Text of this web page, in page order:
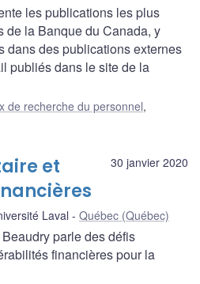
les publications les plus
de la Banque du Canada, y
dans des publications externes
publiés dans le site de la
de recherche du personnel,
30 janvier 2020
et
Laval Québec (Québec)
parle des défis
financières pour la